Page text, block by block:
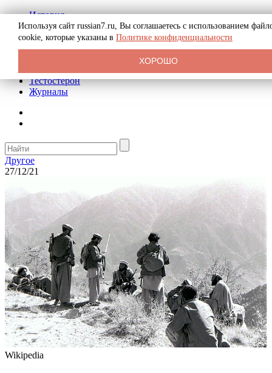
История
Биография
Криминал
Реклама на сайте
Тестостерон
Журналы
Другое
27/12/21
Wikipedia
Используя сайт russian7.ru, Вы соглашаетесь с использованием
cookie, которые указаны в Политике конфиденциальности
ХОРОШО